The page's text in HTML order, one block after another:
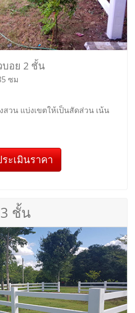
บอย 2 ชั้น
ซม
วน แบ่งเขตให้เป็นสัดส่วน เน้น
ะเมินราคา
ชั้น